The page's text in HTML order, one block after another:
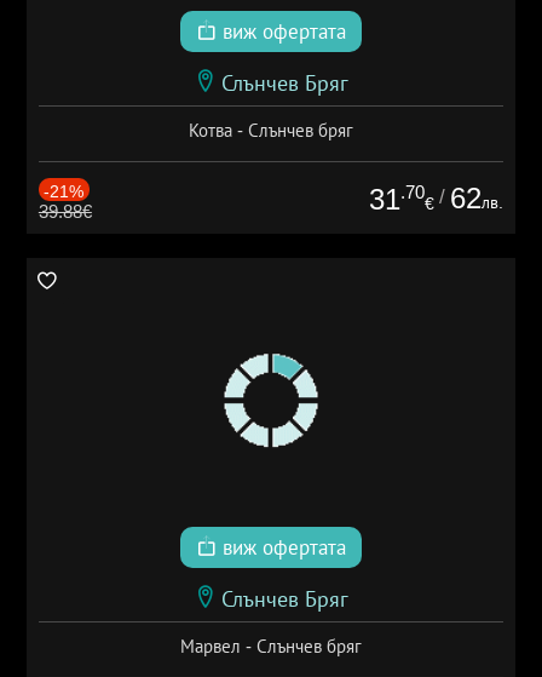
виж офертата
Слънчев Бряг
Котва - Слънчев бряг
-21%
39.88€ 31.70
€ / 62лв.
виж офертата
Слънчев Бряг
Марвел - Слънчев бряг